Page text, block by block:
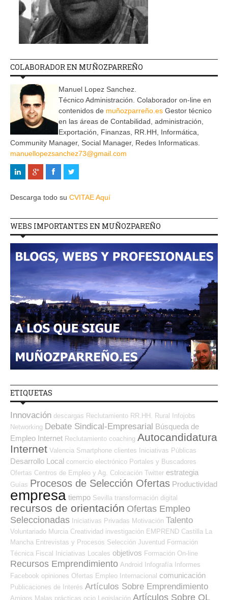
COLABORADOR EN MUÑOZPARREÑO
Manuel Lopez Sanchez.
Técnico Administración. Colaborador on-line en
contenidos de muñozparreño.es Gestor técnico
en las áreas de Contabilidad, administración,
Exportación, Finanzas, RR.HH, Informática,
Community Manager, Social Manager, Redes Informaticas.
manuellopezsanchez73@gmail.com
Descarga todo su CVITAE Aquí
WEBS IMPORTANTES EN MUÑOZPAREÑO
ETIQUETAS
Innovación descargas Reclutamiento RR.HH. Rural
Infojobs
Networking Debate Sindical-Empresarial Búsqueda de
Empleo Internet Reclutamiento coaching Autocandidatura
Internet Valencia Smartphone clientes Iniciativas Públicas
Desarrollo Local comercio electrónico Portales y Buscadores
Ofertas Centros de Empleo y Ag. Colocación Twitter estrategia
Guías Procesos de Selección Ofertas Productividad
empresa tiempo Sevilla transformación digital
recursos de orientación Ofertas Empleo
Seleccionadas Iniciativas Privadas Motivación Talento
Voluntariado Murcia Creatividad investigación EMPREND Castilla La
Mancha Entrevistas y Procesos Selección Juventud Formación
Técnica Fiscal Iniciativas Locales objetivos Formación On-line
Recursos Emprendimiento Android Infografía
Informes
Facebook opiniones Ofertas Empleo Internacional comunicación
Publicaciones de Interés Artículos Sobre Emprendimiento
Amigos Malas prácticas ocio Legislación Artículos Sobre OL